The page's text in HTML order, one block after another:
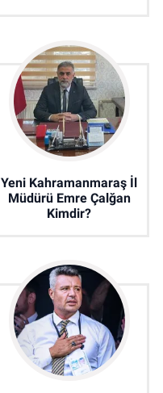
Yeni Kahramanmaraş İl
Müdürü Emre Çalğan
Kimdir?